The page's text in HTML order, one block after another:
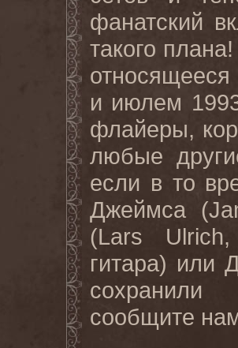
фанатский
такого
относящееся
и июлем
флайеры,
любые
если в то
Джеймса (
(Lars Ulrich,
гитара) или
сохранили
сообщите